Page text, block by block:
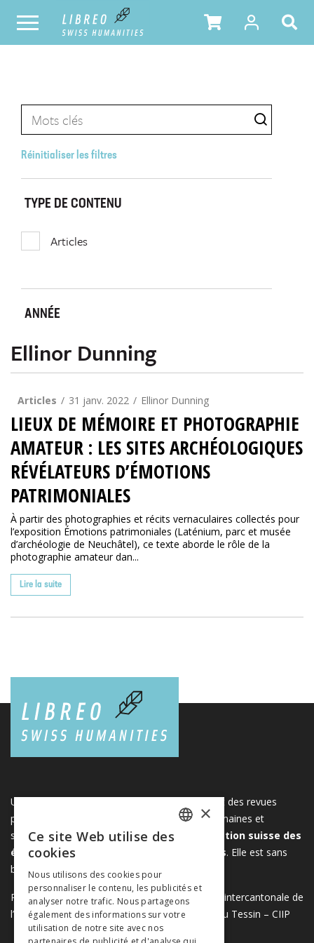
Réinitialiser les filtres
TYPE DE CONTENU
Articles
ANNÉE
Ellinor Dunning
Articles 31 janv. 2022 Ellinor Dunning
LIEUX DE MÉMOIRE ET PHOTOGRAPHIE
AMATEUR : LES SITES ARCHÉOLOGIQUES
RÉVÉLATEURS D’ÉMOTIONS
PATRIMONIALES
À partir des photographies et récits vernaculaires collectés pour
l’exposition Émotions patrimoniales (Laténium, parc et musée
d’archéologie de Neuchâtel), ce texte aborde le rôle de la
photographie amateur dan...
Lire la suite
Une plateforme unique regroupant des livres et des revues
publiés par les éditeurs suisses de sciences humaines et
sociales. Libreo.ch est la propriété de l'
Association suisse des
éditeurs de sciences sociales et humaines. Elle est sans
but lucratif.www.editeurssuisses.ch
Projet réalisé avec le soutien de la Conférence intercantonale de
l’instruction publique de la Suisse romande et du Tessin – CIIP
ITALIAN
×
Ce site Web utilise des
cookies
Nous utilisons des cookies pour
personnaliser le contenu, les publicités et
analyser notre trafic. Nous partageons
également des informations sur votre
utilisation de notre site avec nos